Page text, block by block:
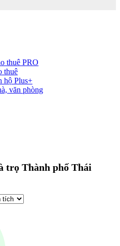
thuê PRO
thuê
hộ Plus+
văn phòng
trọ Thành phố Thái